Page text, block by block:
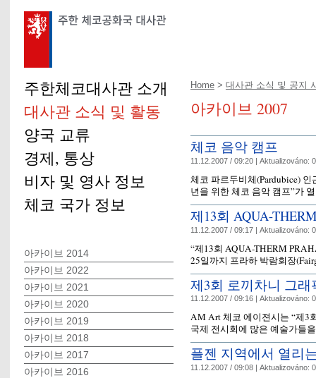
Home > 대사관 소식 및 공지
아카이브 2007
체코 음악 캠프
11.12.2007 / 09:20 | Aktualizováno:
체코 파르두비체(Pardubice)
년을 위한 체코 음악 캠프”가
제13회 AQUA-
11.12.2007 / 09:17 | Aktualizováno:
“제13회 AQUA-THERM
25일까지 프라하 박람회장
제3회 로끼차니 그
11.12.2007 / 09:16 | Aktualizováno:
AM Art 체코 에이젼시는 “제3
국제 전시회에 많은 예술가들
플젠 지역에서 열리
11.12.2007 / 09:08 | Aktualizováno:
주한체코대사관 소개
대사관 소식 및 활동
양국 교류
경제, 통상
비자 및 영사 정보
체코 국가 정보
아카이브 2014
아카이브 2022
아카이브 2021
아카이브 2020
아카이브 2019
아카이브 2018
아카이브 2017
아카이브 2016